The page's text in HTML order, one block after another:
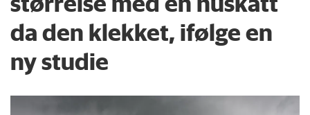
da den klekket, ifølge en
ny studie